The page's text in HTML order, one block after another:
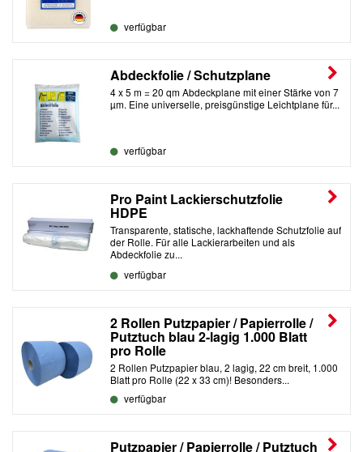
verfügbar
Abdeckfolie / Schutzplane
4 x 5 m = 20 qm Abdeckplane mit einer Stärke von 7
µm. Eine universelle, preisgünstige Leichtplane für...
verfügbar
Pro Paint Lackierschutzfolie
HDPE
Transparente, statische, lackhaftende Schutzfolie auf
der Rolle. Für alle Lackierarbeiten und als
Abdeckfolie zu...
verfügbar
2 Rollen Putzpapier / Papierrolle /
Putztuch blau 2-lagig 1.000 Blatt
pro Rolle
2 Rollen Putzpapier blau, 2 lagig, 22 cm breit, 1.000
Blatt pro Rolle (22 x 33 cm)! Besonders...
verfügbar
Putzpapier / Papierrolle / Putztuch